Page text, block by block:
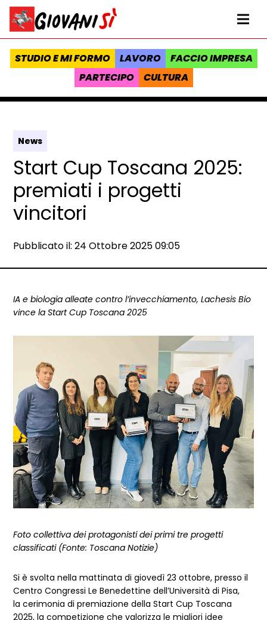
Vai al contenuto
Homepage Giovanisì - Progetto della Regione Toscana
STUDIO E MI FORMO LAVORO
FACCIO IMPRESA
PARTECIPO
CULTURA
News
Start Cup Toscana 2025:
premiati i progetti
vincitori
Data e ora:
Pubblicato il: 24 Ottobre 2025 09:05
Dettagli articolo
IA e biologia alleate contro l’invecchiamento, Lachesis Bio
vince la Start Cup Toscana 2025
Foto collettiva dei protagonisti dei primi tre progetti
classificati (Fonte: Toscana Notizie)
Si è svolta nella mattinata di giovedì 23 ottobre, presso il
Centro Congressi Le Benedettine dell’Università di Pisa,
la cerimonia di premiazione della Start Cup Toscana
2025, la competizione che valorizza le migliori idee